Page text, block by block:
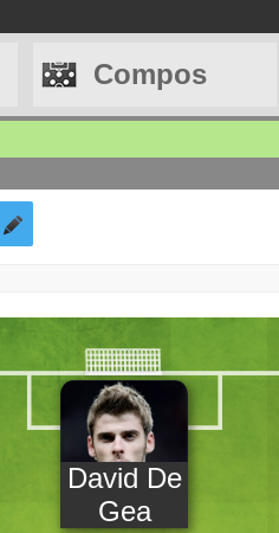
Compos
David De
Gea